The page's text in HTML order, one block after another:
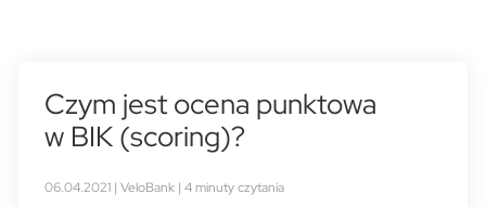
Czym jest ocena punktowa
w BIK (scoring)?
06.04.2021 | VeloBank | 4 minuty czytania